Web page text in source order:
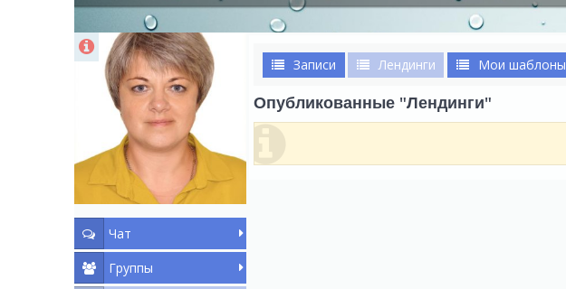
Чат
Группы
Записи Лендинги Мои шаблоны
Опубликованные "Лендинги"